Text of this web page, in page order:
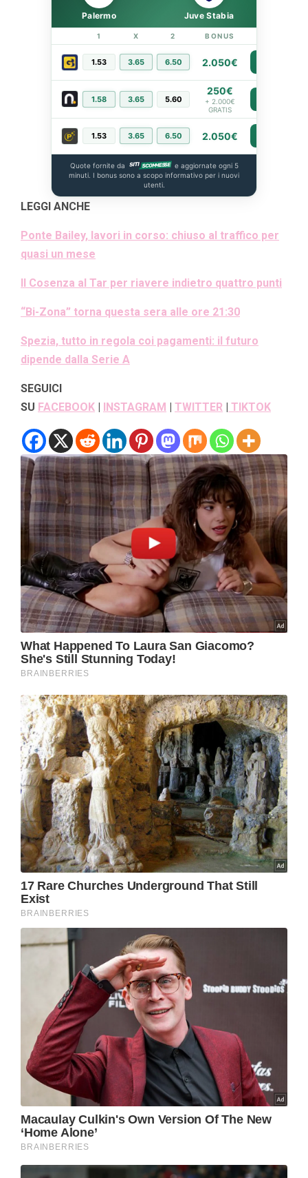
Palermo Juve Stabia
1 X 2 BONUS
1.53 3.65 6.50 2.050€
1.58 3.65 5.60
250€
+ 2.000€
GRATIS
1.53 3.65 6.50 2.050€
Quote fornite da
e aggiornate ogni 5
minuti. I bonus sono a scopo informativo per i nuovi
utenti.
LEGGI ANCHE
Ponte Bailey, lavori in corso: chiuso al traffico per
quasi un mese
Il Cosenza al Tar per riavere indietro quattro punti
“Bi-Zona” torna questa sera alle ore 21:30
Spezia, tutto in regola coi pagamenti: il futuro
dipende dalla Serie A
SEGUICI
SU FACEBOOK | INSTAGRAM | TWITTER | TIKTOK